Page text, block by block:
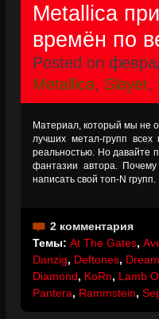
Metallica
времён по
Posted on
Metallica, Slayer,
Материал, который мы не
лучших метал-групп
реальностью. Но давайте
фантазии автора.
написать свой топ-N групп.
2 комментария
Темы: At The Gates,
Danzig, Deftones,
Diamond, KoRn, Lamb
Pantera, Rammstein,